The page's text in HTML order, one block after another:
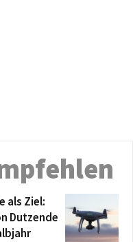
als Ziel:
Dutzende